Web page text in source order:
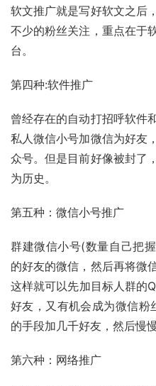
软文推广就是写好软文之后
不少的粉丝关注，重点在于
台。
第四种:软件推广
曾经存在的自动打招呼软件
私人微信小号加微信为好友
众号。但是目前好像被封了
为历史。
第五种：微信小号推广
群建微信小号(数量自己把
的好友的微信，然后再将微
这样就可以先加目标人群的
好友，又有机会成为微信粉
的手段加几千好友，然后慢
第六种：网络推广